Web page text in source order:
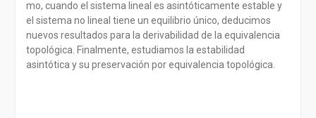
mo, cuando el sistema lineal es asintóticamente estable y
el sistema no lineal tiene un equilibrio único, deducimos
nuevos resultados para la derivabilidad de la equivalencia
topológica. Finalmente, estudiamos la estabilidad
asintótica y su preservación por equivalencia topológica.